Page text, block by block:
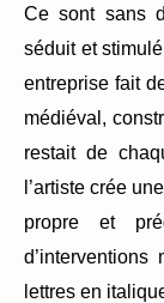
Ce sont sans
séduit et
entreprise fait
médiéval,
restait de
l’artiste crée
propre et
lettres en